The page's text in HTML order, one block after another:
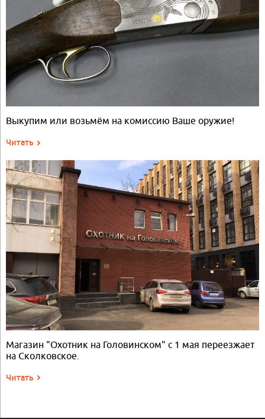
Выкупим или возьмём на комиссию Ваше оружие!
Читать
Магазин "Охотник на Головинском" с 1 мая переезжает
на Сколковское.
Читать